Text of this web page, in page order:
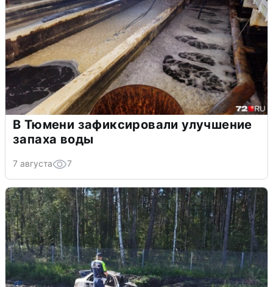
В Тюмени зафиксировали улучшение
запаха воды
7 августа 7